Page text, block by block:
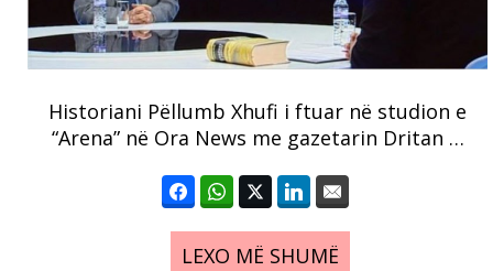
Historiani Pëllumb Xhufi i ftuar në studion e
“Arena” në Ora News me gazetarin Dritan …
LEXO MË SHUMË